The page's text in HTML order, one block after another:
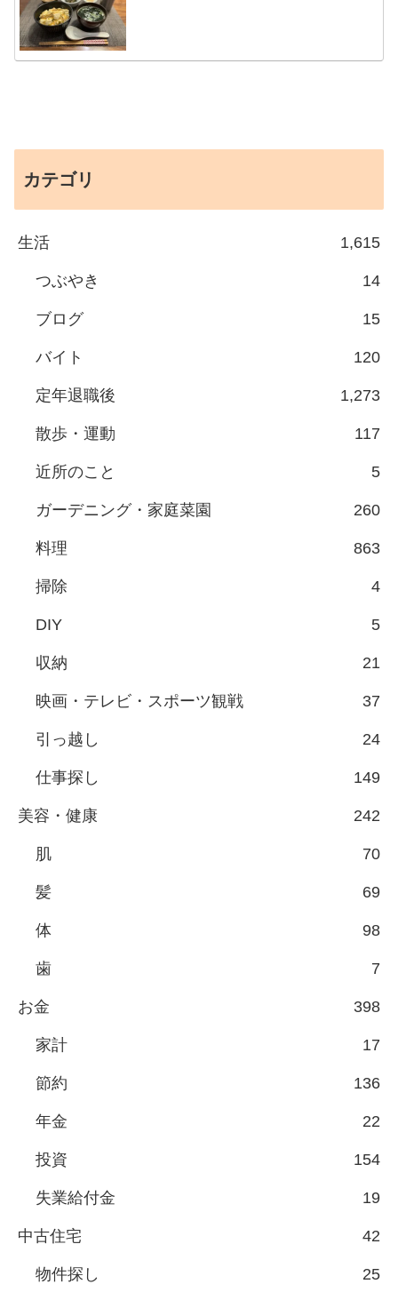
カテゴリ
生活 1,615
つぶやき 14
ブログ 15
バイト 120
定年退職後 1,273
散歩・運動 117
近所のこと 5
ガーデニング・家庭菜園 260
料理 863
掃除 4
DIY 5
収納 21
映画・テレビ・スポーツ観戦 37
引っ越し 24
仕事探し 149
美容・健康 242
肌 70
髪 69
体 98
歯 7
お金 398
家計 17
節約 136
年金 22
投資 154
失業給付金 19
中古住宅 42
物件探し 25